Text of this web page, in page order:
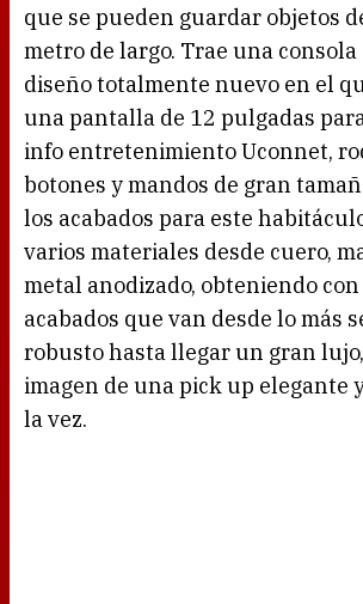
que se pueden guardar objetos
metro de largo. Trae una
diseño totalmente nuevo en el
una pantalla de 12 pulgadas
info entretenimiento Uconnet,
botones y mandos de gran
los acabados para este
varios materiales desde cuero,
metal anodizado, obteniendo
acabados que van desde lo más
robusto hasta llegar un gran
imagen de una pick up elegante
la vez.